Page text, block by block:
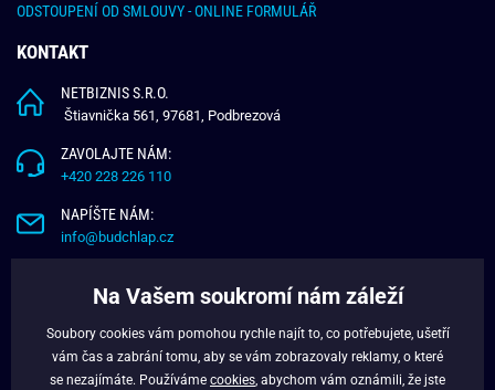
ODSTOUPENÍ OD SMLOUVY - ONLINE FORMULÁŘ
KONTAKT
NETBIZNIS S.R.O.
Štiavnička 561, 97681, Podbrezová
ZAVOLAJTE NÁM:
+420 228 226 110
NAPÍŠTE NÁM:
info@budchlap.cz
VĚRNOSTNÍ PROGRAM
Na Vašem soukromí nám záleží
Soubory cookies vám pomohou rychle najít to, co potřebujete, ušetří
vám čas a zabrání tomu, aby se vám zobrazovaly reklamy, o které
se nezajímáte. Používáme cookies , abychom vám oznámili, že jste